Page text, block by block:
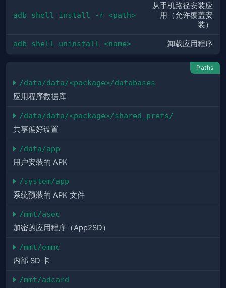
adb shell install -r <path>
从手机路径安装应
用（允许覆盖安
装）
adb shell uninstall <name> 卸载应用程序
Paths
/data/data/<package>/databases
应用程序数据库
/data/data/<package>/shared_prefs/
共享偏好设置
/data/app
用户安装的 APK
/system/app
系统预装的 APK 文件
/mmt/asec
加密的应用程序（App2SD）
/mmt/emmc
内部 SD 卡
/mmt/adcard